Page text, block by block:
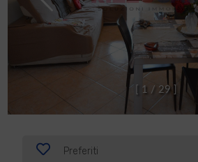
1 / 29
Preferiti